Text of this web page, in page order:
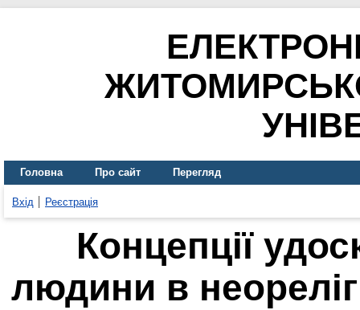
Головна Про сайт Перегляд
Вхід Реєстрація
Концепції
людини в